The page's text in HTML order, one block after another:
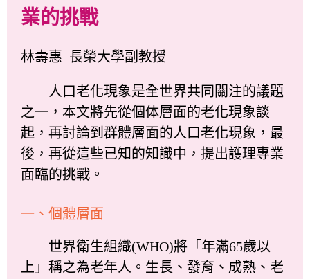
業的挑戰
林壽惠 長榮大學副教授
人口老化現象是全世界共同關注的議題
之一，本文將先從個体層面的老化現象談
起，再討論到群體層面的人口老化現象，最
後，再從這些已知的知識中，提出護理專業
面臨的挑戰。
一、個體層面
世界衛生組織(WHO)將「年滿65歲以
上」稱之為老年人。生長、發育、成熟、老